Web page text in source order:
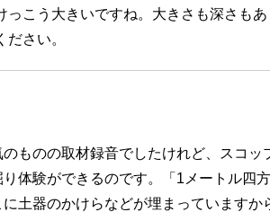
っこう大きいですね。大きさも深さも
さい。
ものの取材録音でしたけれど、スコッ
体験ができるのです。「1メートル四
土器のかけらなどが埋まっていますか